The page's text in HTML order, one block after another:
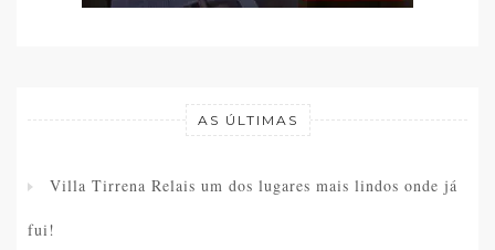
AS ÚLTIMAS
Villa Tirrena Relais um dos lugares mais lindos onde já
fui!